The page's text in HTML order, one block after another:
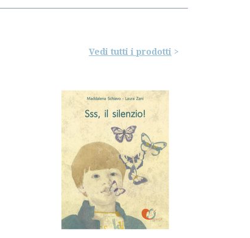
Vedi tutti i prodotti